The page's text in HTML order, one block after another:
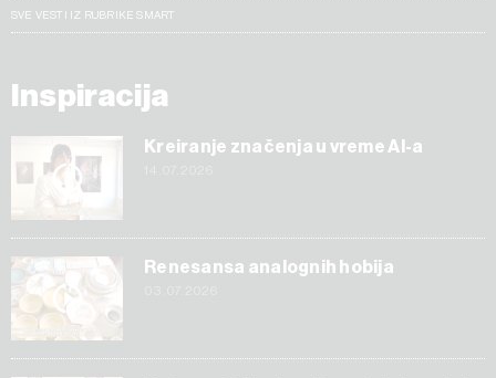
SVE VESTI IZ RUBRIKE SMART
Inspiracija
Kreiranje značenja u vreme AI-a
Renesansa analognih hobija